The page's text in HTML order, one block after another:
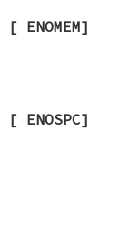
[ ENOMEM]
[ ENOSPC]